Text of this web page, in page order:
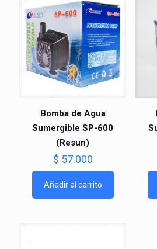
Bomba de Agua
Sumergible SP-600
(Resun)
$ 57.000
Añadir al carrito